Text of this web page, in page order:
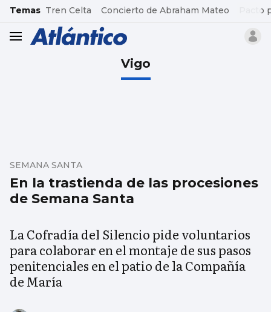
common.go-to-content
Temas Tren Celta Concierto de Abraham Mateo Pacto
header.menu.open
Vigo
En la trastienda de las procesiones
de Semana Santa
SEMANA SANTA
La Cofradía del Silencio pide voluntarios
para colaborar en el montaje de sus pasos
penitenciales en el patio de la Compañía
de María